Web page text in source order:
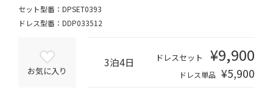
セット型番：DPSET0393
ドレス型番：DDP033512
お気に入り
3泊4日 ドレスセット ¥9,900
ドレス単品 ¥5,900